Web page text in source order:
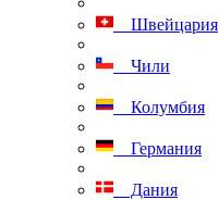
Швейцария
Чили
Колумбия
Германия
Дания